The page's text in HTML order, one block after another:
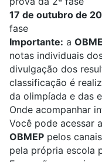
17 de outubro de
fase
Importante: a
notas individuais
divulgação dos
classificação é
da olimpíada e das
Onde acompanhar
Você pode acessar
OBMEP pelos
pela própria escola